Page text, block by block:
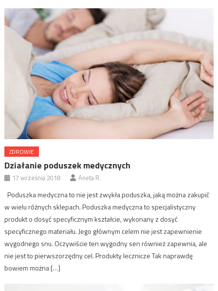
ZDROWIE
Działanie poduszek medycznych
17 września 2018 Aneta R.
Poduszka medyczna to nie jest zwykła poduszka, jaką można zakupić
w wielu różnych sklepach. Poduszka medyczna to specjalistyczny
produkt o dosyć specyficznym kształcie, wykonany z dosyć
specyficznego materiału. Jego głównym celem nie jest zapewnienie
wygodnego snu. Oczywiście ten wygodny sen również zapewnia, ale
nie jest to pierwszorzędny cel. Produkty lecznicze Tak naprawdę
bowiem można […]